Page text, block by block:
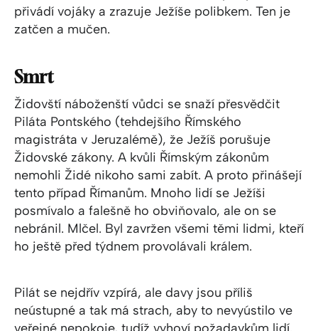
přivádí vojáky a zrazuje Ježíše polibkem. Ten je
zatčen a mučen.
Smrt
Židovští náboženští vůdci se snaží přesvědčit
Piláta Pontského (tehdejšího Římského
magistráta v Jeruzalémě), že Ježíš porušuje
Židovské zákony. A kvůli Římským zákonům
nemohli Židé nikoho sami zabít. A proto přinášejí
tento případ Římanům. Mnoho lidí se Ježíši
posmívalo a falešně ho obviňovalo, ale on se
nebránil. Mlčel. Byl zavržen všemi těmi lidmi, kteří
ho ještě před týdnem provolávali králem.
Pilát se nejdřív vzpírá, ale davy jsou příliš
neústupné a tak má strach, aby to nevyústilo ve